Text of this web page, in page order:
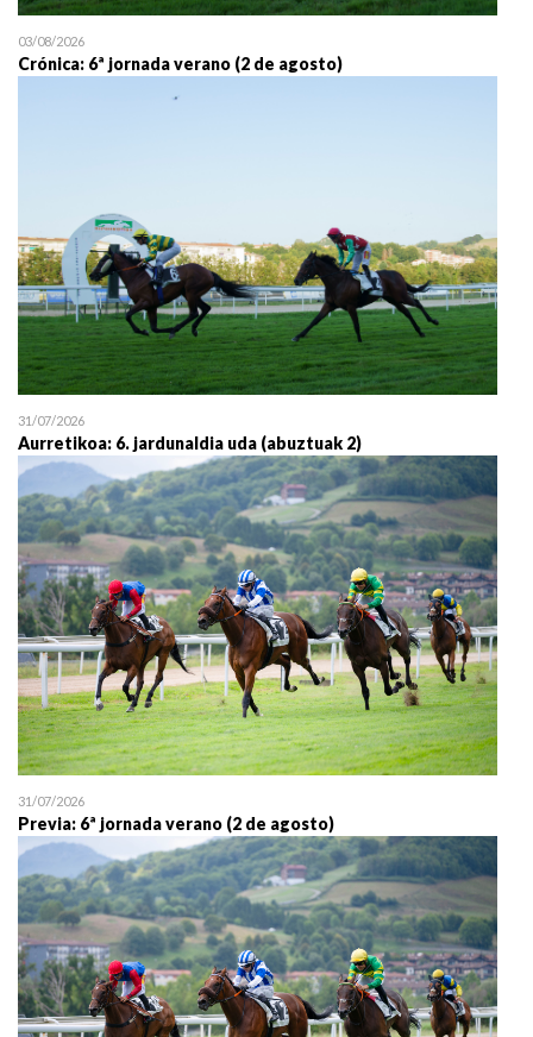
03/08/2026
Crónica: 6ª jornada verano (2 de agosto)
31/07/2026
Aurretikoa: 6. jardunaldia uda (abuztuak 2)
31/07/2026
Previa: 6ª jornada verano (2 de agosto)